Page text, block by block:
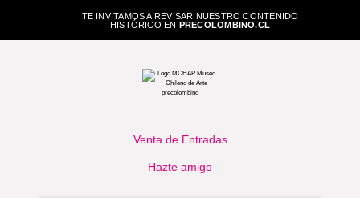
TE INVITAMOS A REVISAR NUESTRO CONTENIDO
HISTÓRICO EN PRECOLOMBINO.CL
Venta de Entradas
Hazte amigo